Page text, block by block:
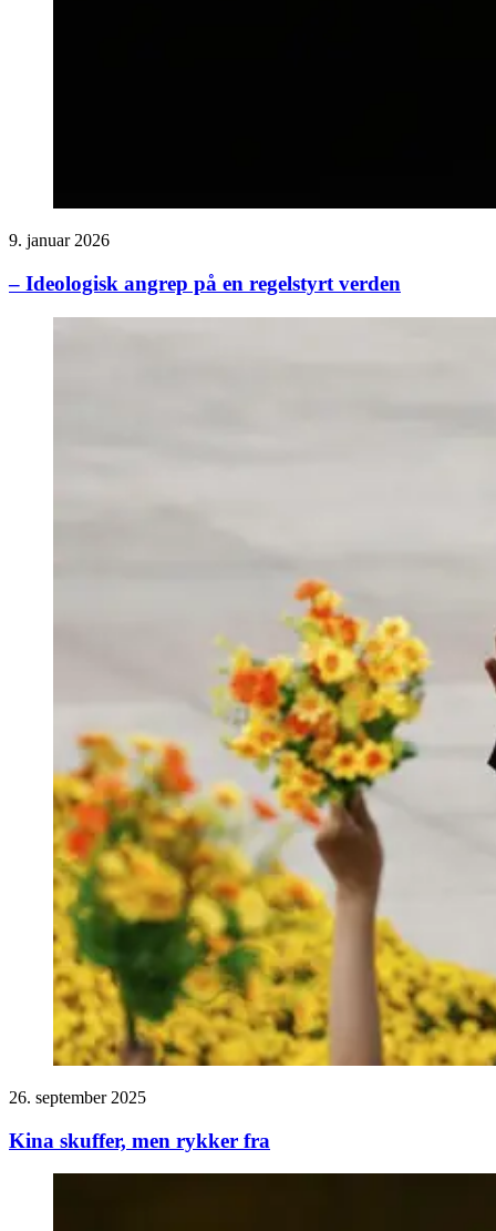
9. januar 2026
– Ideologisk angrep på en regelstyrt verden
26. september 2025
Kina skuffer, men rykker fra